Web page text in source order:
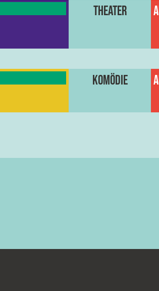
Theater
Komödie